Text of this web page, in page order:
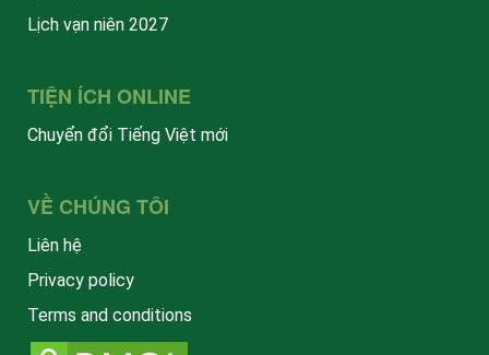
Lịch vạn niên 2027
TIỆN ÍCH ONLINE
Chuyển đổi Tiếng Việt mới
VỀ CHÚNG TÔI
Liên hệ
Privacy policy
Terms and conditions